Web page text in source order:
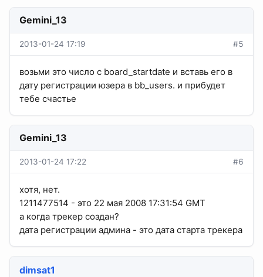
Gemini_13
2013-01-24 17:19 #5
возьми это число с board_startdate и вставь его в
дату регистрации юзера в bb_users. и прибудет
тебе счастье
Gemini_13
2013-01-24 17:22 #6
хотя, нет.
1211477514 - это 22 мая 2008 17:31:54 GMT
а когда трекер создан?
дата регистрации админа - это дата старта трекера
dimsat1